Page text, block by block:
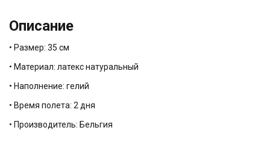
Описание
• Размер: 35 см
• Материал: латекс натуральный
• Наполнение: гелий
• Время полета: 2 дня
• Производитель: Бельгия